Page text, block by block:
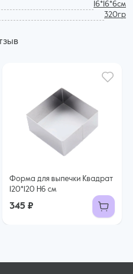
16*16*6см
320гр
Форма для выпечки Квадрат
120*120 H6 см
345 ₽